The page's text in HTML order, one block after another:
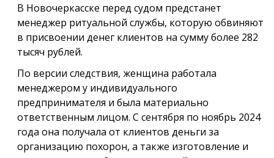
В Новочеркасске перед судом предстанет
менеджер ритуальной службы, которую обвиняют
в присвоении денег клиентов на сумму более 282
тысяч рублей.
По версии следствия, женщина работала
менеджером у индивидуального
предпринимателя и была материально
ответственным лицом. С сентября по ноябрь 2024
года она получала от клиентов деньги за
организацию похорон, а также изготовление и